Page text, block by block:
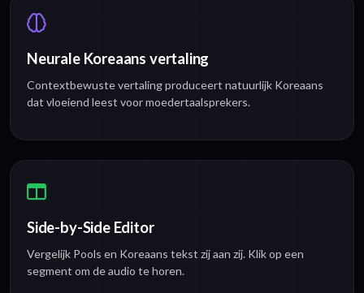
Neurale Koreaans vertaling
Contextbewuste vertaling produceert natuurlijk Koreaans
dat vloeiend leest voor moedertaalsprekers.
Side-by-Side Editor
Vergelijk Pools en Koreaans tekst zij aan zij. Klik op een
segment om de audio te horen.